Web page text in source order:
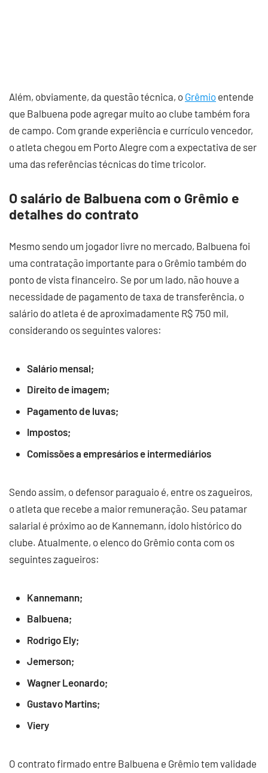
Além, obviamente, da questão técnica, o Grêmio entende
que Balbuena pode agregar muito ao clube também fora
de campo. Com grande experiência e currículo vencedor,
o atleta chegou em Porto Alegre com a expectativa de ser
uma das referências técnicas do time tricolor.
O salário de Balbuena com o Grêmio e
detalhes do contrato
Mesmo sendo um jogador livre no mercado, Balbuena foi
uma contratação importante para o Grêmio também do
ponto de vista financeiro. Se por um lado, não houve a
necessidade de pagamento de taxa de transferência, o
salário do atleta é de aproximadamente R$ 750 mil,
considerando os seguintes valores:
Salário mensal;
Direito de imagem;
Pagamento de luvas;
Impostos;
Comissões a empresários e intermediários
Sendo assim, o defensor paraguaio é, entre os zagueiros,
o atleta que recebe a maior remuneração. Seu patamar
salarial é próximo ao de Kannemann, ídolo histórico do
clube. Atualmente, o elenco do Grêmio conta com os
seguintes zagueiros:
Kannemann;
Balbuena;
Rodrigo Ely;
Jemerson;
Wagner Leonardo;
Gustavo Martins;
Viery
O contrato firmado entre Balbuena e Grêmio tem validade